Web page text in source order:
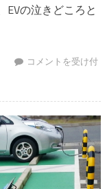
EVの泣きどころと
近未来はEVが主流!?
コメントを受け付